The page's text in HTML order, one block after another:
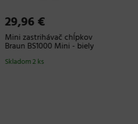
chĺpkov na tele
Mini - biely